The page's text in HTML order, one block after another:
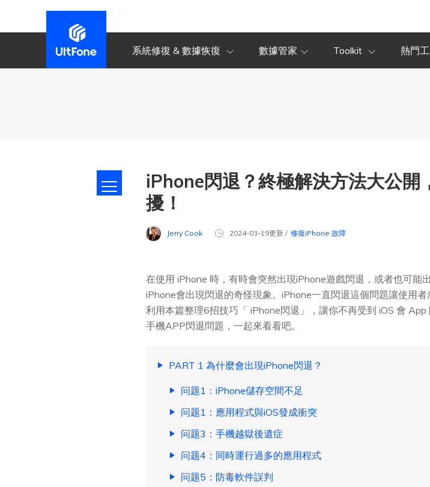
系統修復 & 數據恢復 數據管家 Toolkit 熱門
iPhone閃退？終極解決方法大公
擾！
Jerry Cook 2024-03-19更新 / 修復iPhone 故障
在使用 iPhone 時，有時會突然出現iPhone遊戲閃退，或者也可
iPhone會出現閃退的奇怪現象。iPhone一直閃退這個問題讓使用
利用本篇整理6招技巧「 iPhone閃退」，讓你不再受到 iOS 會
手機APP閃退問題，一起來看看吧。
PART 1 為什麼會出現iPhone閃退？
问题1：iPhone儲存空間不足
问题1：應用程式與iOS發成衝突
问题3：手機越獄後遺症
问题4：同時運行過多的應用程式
问题5：防毒軟件誤判